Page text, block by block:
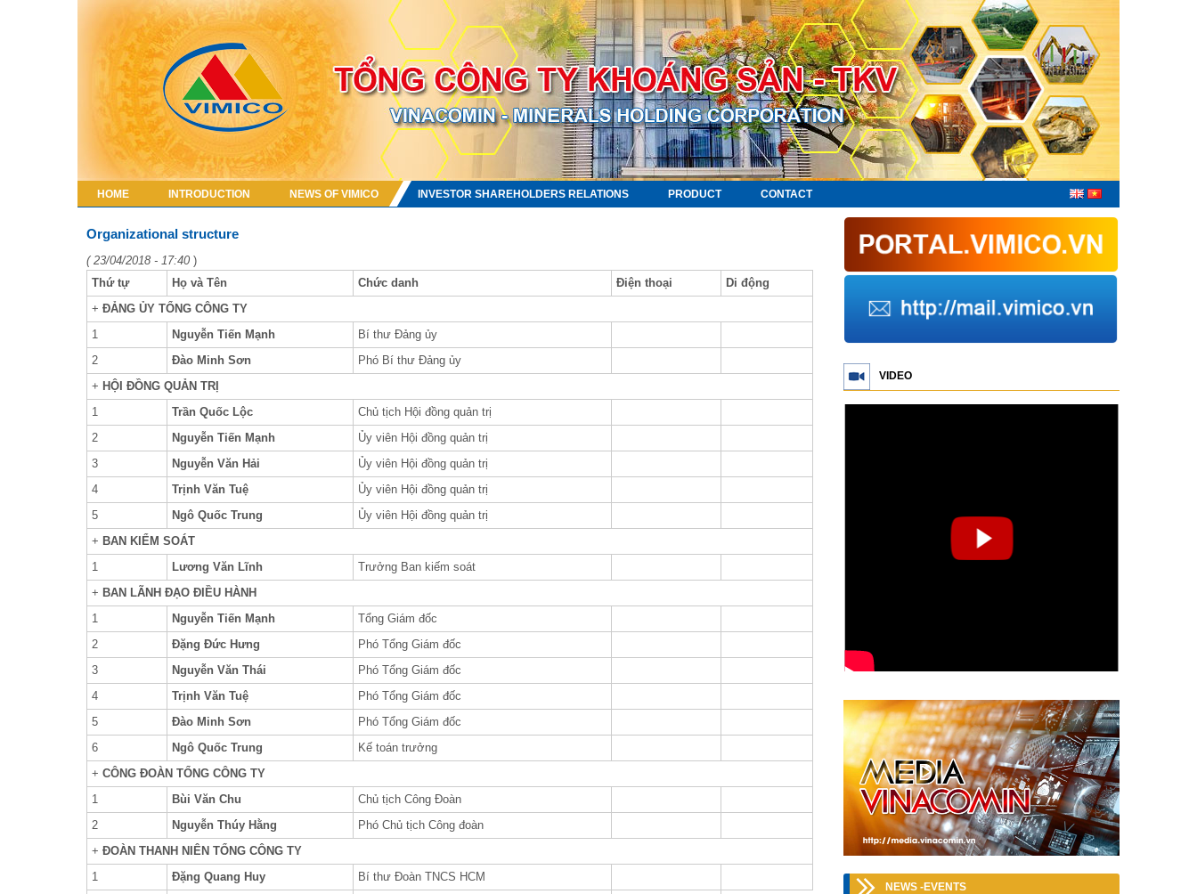
HOME INTRODUCTION NEWS OF VIMICO INVESTOR SHAREHOLDERS RELATIONS PRODUCT CONTACT
Organizational structure
( 23/04/2018 - 17:40 )
Thứ tự
Họ và Tên Chức danh Điện thoại
Di động
+ ĐẢNG ỦY TỔNG CÔNG TY
1
Nguyễn Tiến Mạnh
Bí thư Đảng ủy
2
Đào Minh Sơn
Phó Bí thư Đảng ủy
+ HỘI ĐỒNG QUẢN TRỊ
1
Trần Quốc Lộc
Chủ tịch Hội đồng quản trị
2
Nguyễn Tiến Mạnh
Ủy viên Hội đồng quản trị
3
Nguyễn Văn Hải
Ủy viên Hội đồng quản trị
4
Trịnh Văn Tuệ
Ủy viên Hội đồng quản trị
5
Ngô Quốc Trung
Ủy viên Hội đồng quản trị
+ BAN KIỂM SOÁT
1
Lương Văn Lĩnh
Trưởng Ban kiếm soát
+ BAN LÃNH ĐẠO ĐIỀU HÀNH
1
Nguyễn Tiến Mạnh
Tổng Giám đốc
2
Đặng Đức Hưng
Phó Tổng Giám đốc
3
Nguyễn Văn Thái
Phó Tổng Giám đốc
4
Trịnh Văn Tuệ
Phó Tổng Giám đốc
5
Đào Minh Sơn
Phó Tổng Giám đốc
6
Ngô Quốc Trung
Kế toán trưởng
+ CÔNG ĐOÀN TỔNG CÔNG TY
1
Bùi Văn Chu
Chủ tịch Công Đoàn
2
Nguyễn Thúy Hằng
Phó Chủ tịch Công đoàn
+ ĐOÀN THANH NIÊN TỔNG CÔNG TY
1
Đặng Quang Huy
Bí thư Đoàn TNCS HCM
VIDEO
NEWS -EVENTS